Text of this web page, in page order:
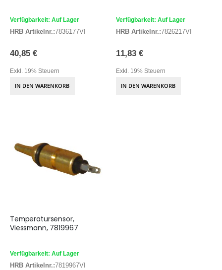
Verfügbarkeit: Auf Lager
HRB Artikelnr.:7836177VI
40,85 €
Exkl. 19% Steuern
IN DEN WARENKORB
Verfügbarkeit: Auf Lager
HRB Artikelnr.:7826217VI
11,83 €
Exkl. 19% Steuern
IN DEN WARENKORB
Temperatursensor,
Viessmann, 7819967
Verfügbarkeit: Auf Lager
HRB Artikelnr.:7819967VI